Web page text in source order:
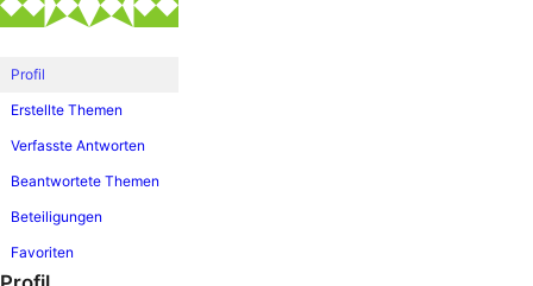
Profil
Erstellte Themen
Verfasste Antworten
Beantwortete Themen
Beteiligungen
Favoriten